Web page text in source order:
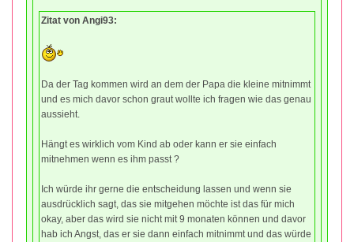
Zitat von Angi93:
Da der Tag kommen wird an dem der Papa die kleine mitnimmt
und es mich davor schon graut wollte ich fragen wie das genau
aussieht.
Hängt es wirklich vom Kind ab oder kann er sie einfach
mitnehmen wenn es ihm passt ?
Ich würde ihr gerne die entscheidung lassen und wenn sie
ausdrücklich sagt, das sie mitgehen möchte ist das für mich
okay, aber das wird sie nicht mit 9 monaten können und davor
hab ich Angst, das er sie dann einfach mitnimmt und das würde